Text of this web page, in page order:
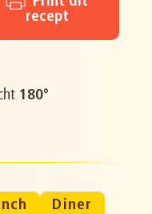
recept
180°
Diner